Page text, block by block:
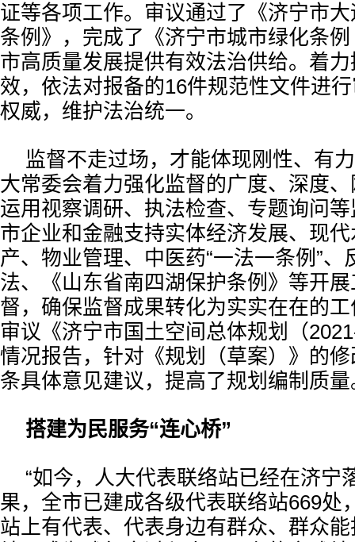
证等各项工作。审议通过了《济宁市
条例》，完成了《济宁市城市绿化条
市高质量发展提供有效法治供给。着
效，依法对报备的16件规范性文件进
权威，维护法治统一。
监督不走过场，才能体现刚性、有
大常委会着力强化监督的广度、深度
运用视察调研、执法检查、专题询问
市企业和金融支持实体经济发展、现
产、物业管理、中医药“一法一条例”、
法、《山东省南四湖保护条例》等开
督，确保监督成果转化为实实在在的
审议《济宁市国土空间总体规划（
情况报告，针对《规划（草案）》的
条具体意见建议，提高了规划编制质量
搭建为民服务“连心桥”
“如今，人大代表联络站已经在济宁
果，全市已建成各级代表联络站669处
站上有代表、代表身边有群众、群众能